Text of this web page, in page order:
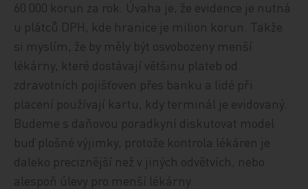
60 000 korun za rok. Úvaha je, že evidence je nutná
u plátců DPH, kde hranice je milion korun. Takže
si myslím, že by měly být osvobozeny menší
lékárny, které dostávají většinu plateb od
zdravotních pojišťoven přes banku a lidé při
placení používají kartu, kdy terminál je evidovaný.
Budeme s daňovou poradkyní diskutovat model
buď plošné výjimky, protože kontrola lékáren je
daleko preciznější než v jiných odvětvích, nebo
alespoň úlevy pro menší lékárny.